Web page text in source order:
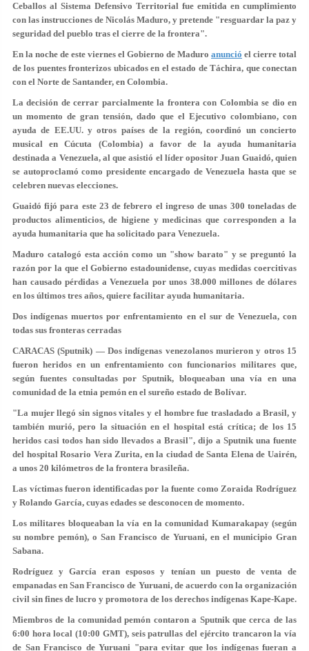
Ceballos al Sistema Defensivo Territorial fue emitida en cumplimiento
con las instrucciones de Nicolás Maduro, y pretende "resguardar la paz y
seguridad del pueblo tras el cierre de la frontera".
En la noche de este viernes el Gobierno de Maduro anunció el cierre total
de los puentes fronterizos ubicados en el estado de Táchira, que conectan
con el Norte de Santander, en Colombia.
La decisión de cerrar parcialmente la frontera con Colombia se dio en
un momento de gran tensión, dado que el Ejecutivo colombiano, con
ayuda de EE.UU. y otros países de la región, coordinó un concierto
musical en Cúcuta (Colombia) a favor de la ayuda humanitaria
destinada a Venezuela, al que asistió el líder opositor Juan Guaidó, quien
se autoproclamó como presidente encargado de Venezuela hasta que se
celebren nuevas elecciones.
Guaidó fijó para este 23 de febrero el ingreso de unas 300 toneladas de
productos alimenticios, de higiene y medicinas que corresponden a la
ayuda humanitaria que ha solicitado para Venezuela.
Maduro catalogó esta acción como un "show barato" y se preguntó la
razón por la que el Gobierno estadounidense, cuyas medidas coercitivas
han causado pérdidas a Venezuela por unos 38.000 millones de dólares
en los últimos tres años, quiere facilitar ayuda humanitaria.
Dos indígenas muertos por enfrentamiento en el sur de Venezuela, con
todas sus fronteras cerradas
CARACAS (Sputnik) — Dos indígenas venezolanos murieron y otros 15
fueron heridos en un enfrentamiento con funcionarios militares que,
según fuentes consultadas por Sputnik, bloqueaban una vía en una
comunidad de la etnia pemón en el sureño estado de Bolívar.
"La mujer llegó sin signos vitales y el hombre fue trasladado a Brasil, y
también murió, pero la situación en el hospital está crítica; de los 15
heridos casi todos han sido llevados a Brasil", dijo a Sputnik una fuente
del hospital Rosario Vera Zurita, en la ciudad de Santa Elena de Uairén,
a unos 20 kilómetros de la frontera brasileña.
Las víctimas fueron identificadas por la fuente como Zoraida Rodríguez
y Rolando García, cuyas edades se desconocen de momento.
Los militares bloqueaban la vía en la comunidad Kumarakapay (según
su nombre pemón), o San Francisco de Yuruani, en el municipio Gran
Sabana.
Rodríguez y García eran esposos y tenían un puesto de venta de
empanadas en San Francisco de Yuruani, de acuerdo con la organización
civil sin fines de lucro y promotora de los derechos indígenas Kape-Kape.
Miembros de la comunidad pemón contaron a Sputnik que cerca de las
6:00 hora local (10:00 GMT), seis patrullas del ejército trancaron la vía
de San Francisco de Yuruani "para evitar que los indígenas fueran a